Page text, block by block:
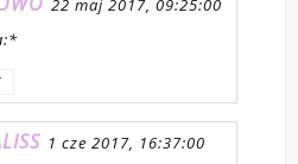
1 cze 2017, 16:37:00